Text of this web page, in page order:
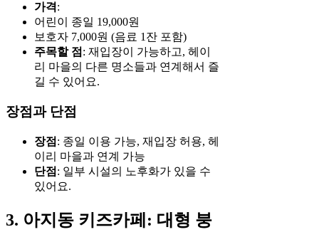
가격:
어린이 종일 19,000원
보호자 7,000원 (음료 1잔 포함)
주목할 점 : 재입장이 가능하고, 헤이
리 마을의 다른 명소들과 연계해서 즐
길 수 있어요.
장점과 단점
장점 : 종일 이용 가능, 재입장 허용, 헤
이리 마을과 연계 가능
단점 : 일부 시설의 노후화가 있을 수
있어요.
3. 아지동 키즈카페: 대형 붕